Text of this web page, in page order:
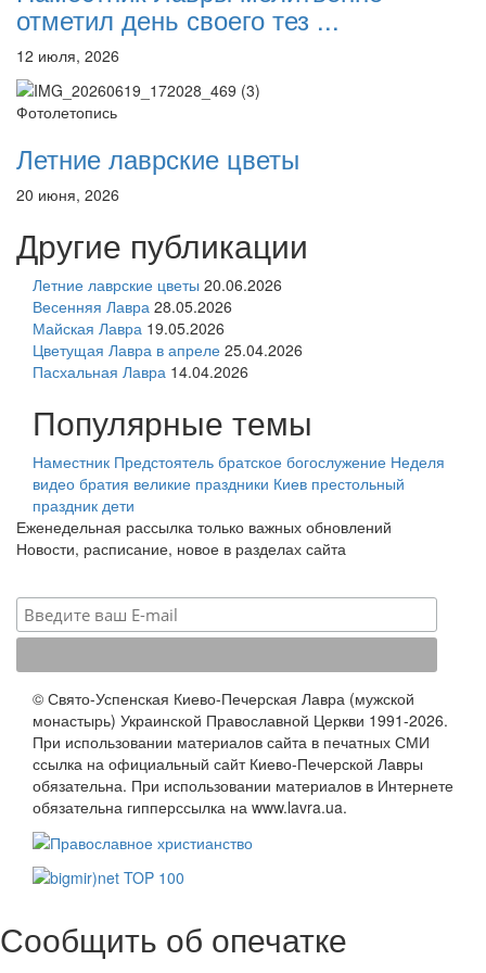
отметил день своего тез ...
12 июля, 2026
Фотолетопись
Летние лаврские цветы
20 июня, 2026
Другие публикации
Летние лаврские цветы 20.06.2026
Весенняя Лавра 28.05.2026
Майская Лавра 19.05.2026
Цветущая Лавра в апреле 25.04.2026
Пасхальная Лавра 14.04.2026
Популярные темы
Наместник Предстоятель братское богослужение Неделя
видео братия великие праздники Киев престольный
праздник дети
Еженедельная рассылка только важных обновлений
Новости, расписание, новое в разделах сайта
© Свято-Успенская Киево-Печерская Лавра (мужской
монастырь) Украинской Православной Церкви 1991-2026.
При использовании материалов сайта в печатных СМИ
ссылка на официальный сайт Киево-Печерской Лавры
обязательна. При использовании материалов в Интернете
обязательна гипперссылка на www.lavra.ua.
Сообщить об опечатке